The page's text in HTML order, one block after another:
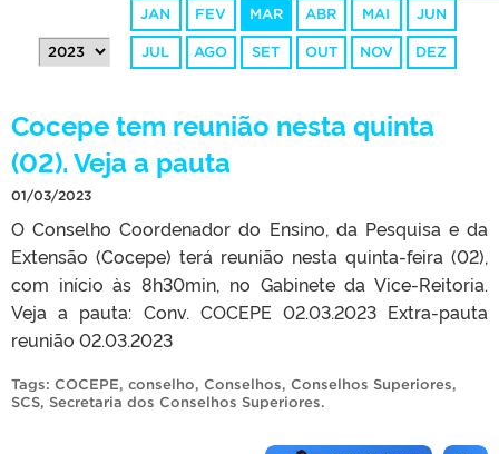
JAN FEV MAR ABR MAI JUN
JUL AGO SET OUT NOV DEZ
Cocepe tem reunião nesta quinta
(02). Veja a pauta
01/03/2023
O Conselho Coordenador do Ensino, da Pesquisa e da
Extensão (Cocepe) terá reunião nesta quinta-feira (02),
com início às 8h30min, no Gabinete da Vice-Reitoria.
Veja a pauta: Conv. COCEPE 02.03.2023 Extra-pauta
reunião 02.03.2023
Tags: COCEPE, conselho, Conselhos, Conselhos Superiores,
SCS, Secretaria dos Conselhos Superiores.